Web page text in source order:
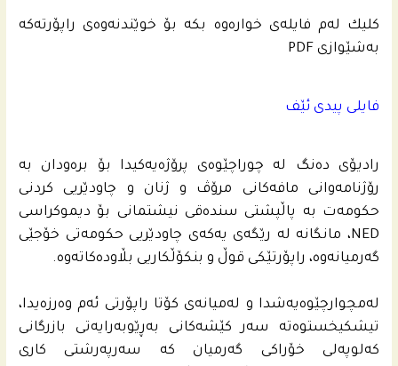
كلیك له‌م فایله‌ى خواره‌وه‌ بكه‌ بۆ خوێندنه‌وه‌ى راپۆرته‌كه‌
به‌شێوازی PDF
فایلی پیدی ئێف
رادیۆی ده‌نگ له‌ چوراچێوه‌ى پرۆژه‌یه‌كیدا بۆ بره‌ودان به‌
رۆژنامه‌وانی مافه‌كانى مرۆڤ و ژنان و چاودێریی كردنى
حكومه‌ت به‌ پاڵپشتی سنده‌قی نیشتمانى بۆ دیموكراسی
NED، مانگانه‌ له‌ رێگه‌ى یه‌كه‌ى چاودێریی حكومه‌تى خۆجێى
گه‌رمیانه‌وه‌، راپۆرتێكى قوڵ و بنكۆڵكاریی بڵاوده‌كاته‌وه‌.
له‌مچوارچێوه‌یه‌شدا و له‌میانه‌ى كۆتا راپۆرتى ئه‌م وه‌رزه‌یدا،
تیشكیخستوه‌ته‌ سه‌ر كێشه‌كانى بەڕێوبەرایەتی بازرگانی
کەلوپەلی خۆراکی گەرمیان كه‌ سه‌رپه‌رشتی كاری